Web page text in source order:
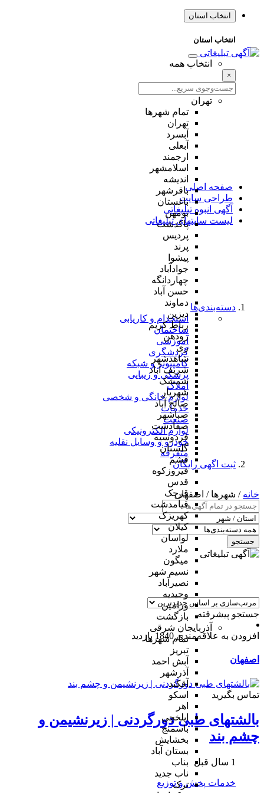
انتخاب استان
انتخاب استان
انتخاب همه
×
تهران
تمام شهر‌ها
تهران
آبسرد
آبعلی
ارجمند
اسلامشهر
اندیشه
باقرشهر
باغستان
بومهن
پاکدشت
پردیس
پرند
پیشوا
جوادآباد
چهاردانگه
حسن آباد
دماوند
دیزین
رباط کریم
رودهن
ری
شاهدشهر
شریف آباد
شمشک
شهریار
صالح آباد
صباشهر
صفادشت
فردوسیه
گلستان
فشم
فیروزکوه
قدس
قرچک
قیامدشت
کهریزک
کیلان
لواسان
ملارد
میگون
نسیم شهر
نصیرآباد
وحیدیه
ورامین
بازگشت
آذربایجان شرقی
تمام شهر‌ها
تبریز
آبش احمد
آذرشهر
آقکند
اسکو
اهر
ایلخچی
باسمنج
بخشایش
بستان آباد
بناب
ناب جدید
ترک
صفحه اصلی
طراحی سایت
آگهی انبوه تبلیغاتی
لیست سایتهای تبلیغاتی
دسته‌بندی‌ها
استخدام و کاریابی
ساختمان
آموزشی
گردشگری
کامپیوتر و شبکه
پزشکی و زیبایی
املاک
لوازم خانگی و شخصی
خدمات
صنعت
لوازم الکترونیکی
خودرو و وسایل نقلیه
متفرقه
ثبت اگهی رایگان
خانه / شهرها / اصفهان
جستجو
جستجو پیشرفته
افزودن به علاقه‌مندی 1840 بازدید
اصفهان
تماس بگیرید
بالشتهای طبی دورگردنی | زیرنشیمن و
چشم بند
1 سال قبل
خدمات پخش و توزیع